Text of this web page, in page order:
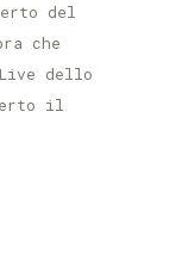
del
che
dello
il